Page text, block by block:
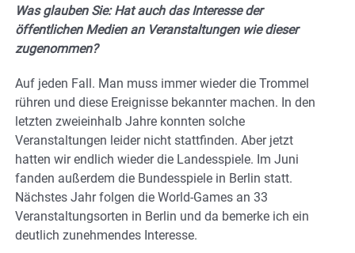
Was glauben Sie: Hat auch das Interesse der
öffentlichen Medien an Veranstaltungen wie dieser
zugenommen?
Auf jeden Fall. Man muss immer wieder die Trommel
rühren und diese Ereignisse bekannter machen. In den
letzten zweieinhalb Jahre konnten solche
Veranstaltungen leider nicht stattfinden. Aber jetzt
hatten wir endlich wieder die Landesspiele. Im Juni
fanden außerdem die Bundesspiele in Berlin statt.
Nächstes Jahr folgen die World-Games an 33
Veranstaltungsorten in Berlin und da bemerke ich ein
deutlich zunehmendes Interesse.